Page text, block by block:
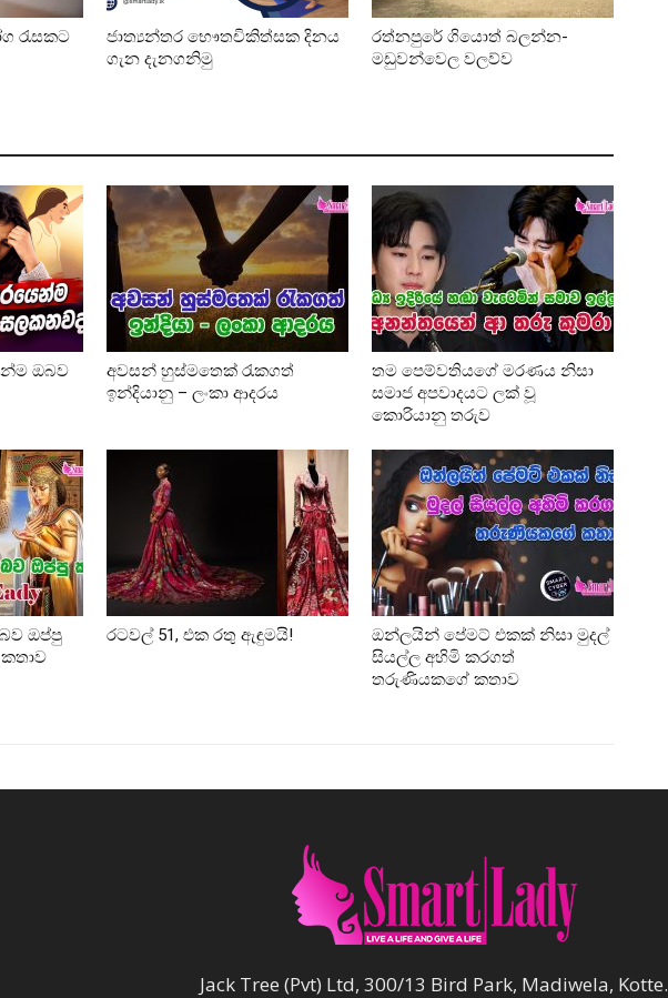
රැසකට
ජාත්‍යන්තර භෞතචිකිත්සක දිනය
ගැන දැනගනිමු
රත්නපුරේ ගියොත් බලන්න-
මඩුවන්වෙල වලව්ව
ඔබව
අවසන් හුස්මතෙක් රැකගත්
ඉන්දියානු – ලංකා ආදරය
තම පෙම්වතියගේ මරණය නිසා
සමාජ අපවාදයට ලක් වූ
කොරියානු තරුව
ඔප්පු
කතාව
රටවල් 51, එක රතු ඇඳුමයි!
ඔන්ලයින් පේමට් එකක් නිසා මුදල්
සියල්ල අහිමි කරගත්
තරුණියකගේ කතාව
Jack Tree (Pvt) Ltd, 300/13 Bird Park, Madiwela, Kotte.